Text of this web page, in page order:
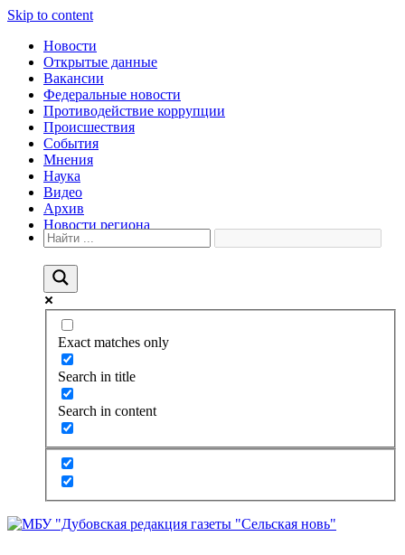
Skip to content
Новости
Открытые данные
Вакансии
Федеральные новости
Противодействие коррупции
Происшествия
События
Мнения
Наука
Видео
Архив
Новости региона
Exact matches only
Search in title
Search in content